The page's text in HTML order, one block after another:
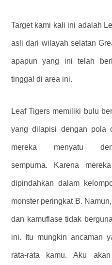
Target kami kali ini adalah
asli dari wilayah selatan
apapun yang ini telah
tinggal di area ini.
Leaf Tigers memiliki bulu
yang dilapisi dengan pola
mereka menyatu
sempurna. Karena
dipindahkan dalam
monster peringkat B.
dan kamuflase tidak
ini. Itu mungkin ancaman
rata-rata kamu. Aku